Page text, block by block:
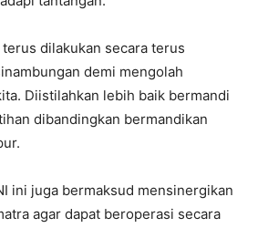
dilakukan secara terus
demi mengolah
Diistilahkan lebih baik bermandi
dibandingkan bermandikan
ini juga bermaksud mensinergikan
agar dapat beroperasi secara